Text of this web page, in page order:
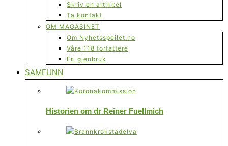
Skriv en artikkel
Ta kontakt
OM MAGASINET
Om Nyhetsspeilet.no
Våre 118 forfattere
Fri gjenbruk
SAMFUNN
Historien om dr Reiner Fuellmich